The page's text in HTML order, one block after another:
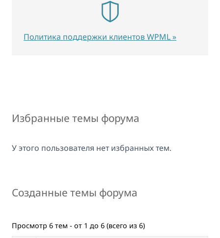
Избранные темы форума
У этого пользователя нет избранных тем.
Созданные темы форума
Просмотр 6 тем - от 1 до 6 (всего из 6)
Политика поддержки клиентов WPML »